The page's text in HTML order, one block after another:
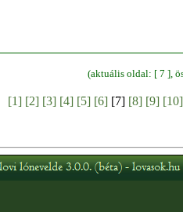
(aktuális oldal: [ 7 ],
[1] [2] [3] [4] [5] [6][7] [8] [9] [10]